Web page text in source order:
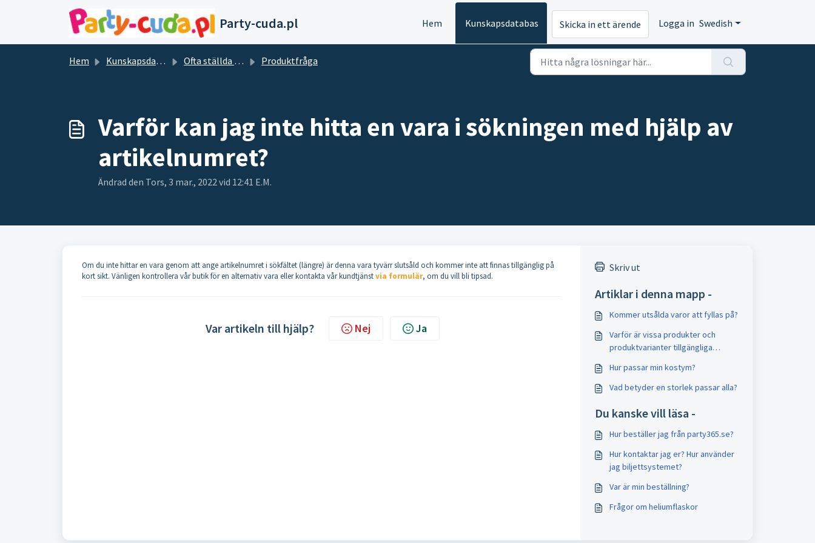
Hoppa över till huvudinnehåll
Party-cuda.pl Hem Kunskapsdatabas Skicka in ett ärende Logga in Swedish
Hem Kunskapsdatabas Ofta ställda frågor och svar Produktfråga
Varför kan jag inte hitta en vara i sökningen med hjälp av
artikelnumret?
Ändrad den Tors, 3 mar., 2022 vid 12:41 E.M.
Om du inte hittar en vara genom att ange artikelnumret i sökfältet (längre) är denna vara tyvärr slutsåld och kommer inte att finnas tillgänglig på
kort sikt. Vänligen kontrollera vår butik för en alternativ vara eller kontakta vår kundtjänstvia formulär, om du vill bli tipsad.
Var artikeln till hjälp? Nej Ja
Skriv ut
Artiklar i denna mapp -
Kommer utsålda varor att fyllas på?
Varför är vissa produkter och
produktvarianter tillgängliga
Hur passar min kostym?
Vad betyder en storlek passar alla?
Du kanske vill läsa -
Hur beställer jag från party365.se?
Hur kontaktar jag er? Hur använder
jag biljettsystemet?
Var är min beställning?
Frågor om heliumflaskor